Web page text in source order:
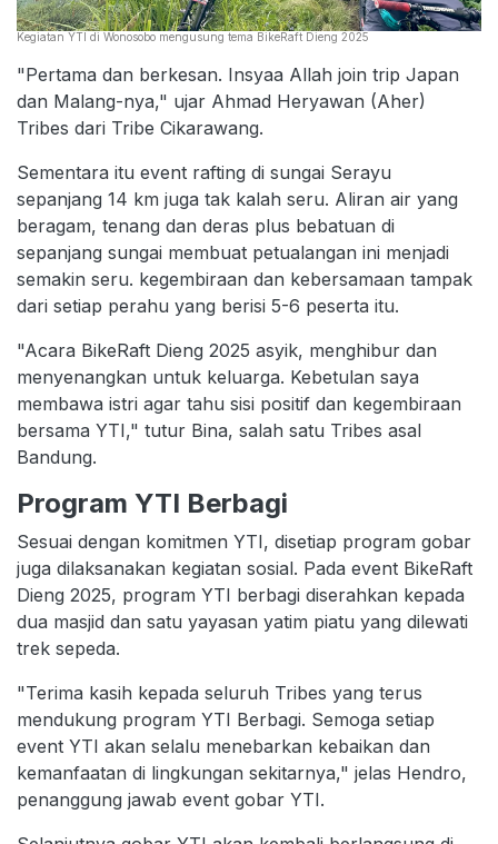
Kegiatan YTI di Wonosobo mengusung tema BikeRaft Dieng 2025
"Pertama dan berkesan. Insyaa Allah join trip Japan
dan Malang-nya," ujar Ahmad Heryawan (Aher)
Tribes dari Tribe Cikarawang.
Sementara itu event rafting di sungai Serayu
sepanjang 14 km juga tak kalah seru. Aliran air yang
beragam, tenang dan deras plus bebatuan di
sepanjang sungai membuat petualangan ini menjadi
semakin seru. kegembiraan dan kebersamaan tampak
dari setiap perahu yang berisi 5-6 peserta itu.
"Acara BikeRaft Dieng 2025 asyik, menghibur dan
menyenangkan untuk keluarga. Kebetulan saya
membawa istri agar tahu sisi positif dan kegembiraan
bersama YTI," tutur Bina, salah satu Tribes asal
Bandung.
Program YTI Berbagi
Sesuai dengan komitmen YTI, disetiap program gobar
juga dilaksanakan kegiatan sosial. Pada event BikeRaft
Dieng 2025, program YTI berbagi diserahkan kepada
dua masjid dan satu yayasan yatim piatu yang dilewati
trek sepeda.
"Terima kasih kepada seluruh Tribes yang terus
mendukung program YTI Berbagi. Semoga setiap
event YTI akan selalu menebarkan kebaikan dan
kemanfaatan di lingkungan sekitarnya," jelas Hendro,
penanggung jawab event gobar YTI.